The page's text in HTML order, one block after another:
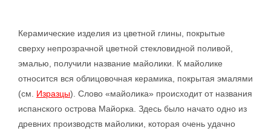
Керамические изделия из цветной глины, покрытые
сверху непрозрачной цветной стекловидной поливой,
эмалью, получили название майолики. К майолике
относится вся облицовочная керамика, покрытая эмалями
(см. Изразцы). Слово «майолика» происходит от названия
испанского острова Майорка. Здесь было начато одно из
древних производств майолики, которая очень удачно